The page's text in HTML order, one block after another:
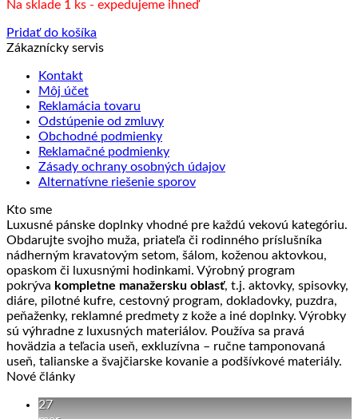
Na sklade 1 ks - expedujeme ihneď
Pridať do košíka
Zákaznícky servis
Kontakt
Môj účet
Reklamácia tovaru
Odstúpenie od zmluvy
Obchodné podmienky
Reklamačné podmienky
Zásady ochrany osobných údajov
Alternatívne riešenie sporov
Kto sme
Luxusné pánske doplnky vhodné pre každú vekovú kategóriu.
Obdarujte svojho muža, priateľa či rodinného príslušníka
nádherným kravatovým setom, šálom, koženou aktovkou,
opaskom či luxusnými hodinkami. Výrobný program
pokrýva kompletne manažersku oblasť, t.j. aktovky, spisovky,
diáre, pilotné kufre, cestovný program, dokladovky, puzdra,
peňaženky, reklamné predmety z kože a iné doplnky. Výrobky
sú výhradne z luxusných materiálov. Používa sa pravá
hovädzia a teľacia useň, exkluzívna – ručne tamponovaná
useň, talianske a švajčiarske kovanie a podšívkové materiály.
Nové články
27